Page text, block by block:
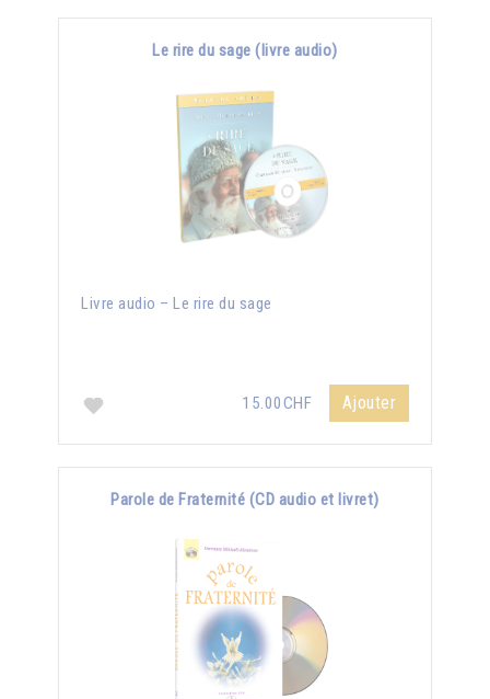
Le rire du sage (livre audio)
Livre audio – Le rire du sage
15.00CHF Ajouter
Parole de Fraternité (CD audio et livret)